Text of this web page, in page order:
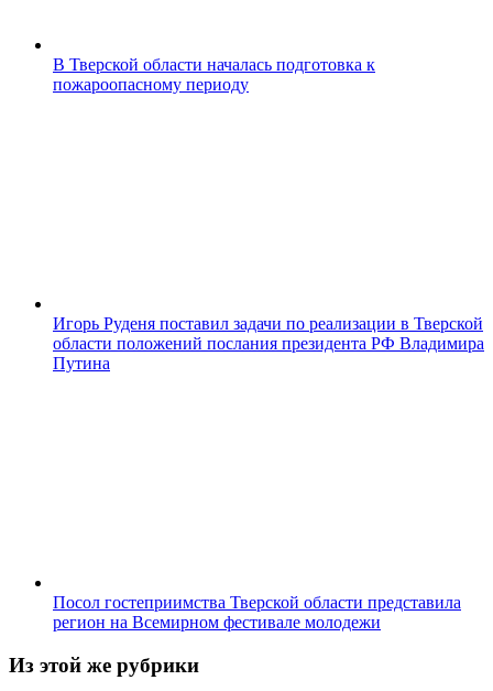
В Тверской области началась подготовка к
пожароопасному периоду
Игорь Руденя поставил задачи по реализации в Тверской
области положений послания президента РФ Владимира
Путина
Посол гостеприимства Тверской области представила
регион на Всемирном фестивале молодежи
Из этой же рубрики